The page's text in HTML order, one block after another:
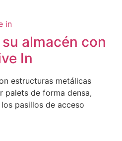
almacén con
In
estructuras metálicas
palets de forma densa,
pasillos de acceso